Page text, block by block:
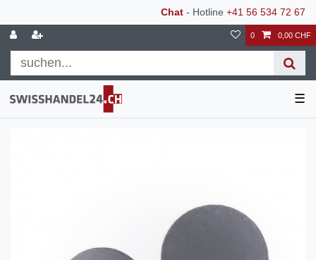
Chat - Hotline +41 56 534 72 67
0 0,00 CHF
☰